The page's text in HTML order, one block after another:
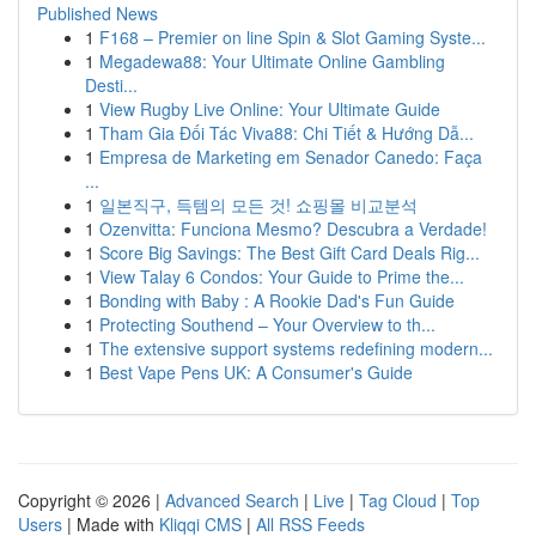
Published News
1 F168 – Premier on line Spin & Slot Gaming Syste...
1 Megadewa88: Your Ultimate Online Gambling
Desti...
1 View Rugby Live Online: Your Ultimate Guide
1 Tham Gia Đối Tác Viva88: Chi Tiết & Hướng Dẫ...
1 Empresa de Marketing em Senador Canedo: Faça
...
1 일본직구, 득템의 모든 것! 쇼핑몰 비교분석
1 Ozenvitta: Funciona Mesmo? Descubra a Verdade!
1 Score Big Savings: The Best Gift Card Deals Rig...
1 View Talay 6 Condos: Your Guide to Prime the...
1 Bonding with Baby : A Rookie Dad's Fun Guide
1 Protecting Southend – Your Overview to th...
1 The extensive support systems redefining modern...
1 Best Vape Pens UK: A Consumer's Guide
Copyright © 2026 | Advanced Search | Live | Tag Cloud | Top
Users | Made with Kliqqi CMS | All RSS Feeds